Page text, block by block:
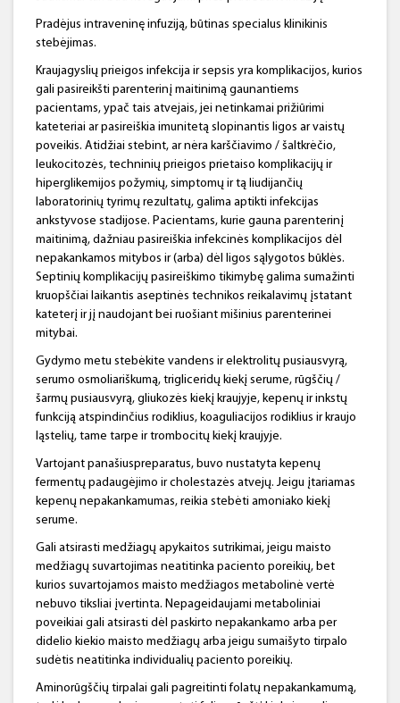
Pradėjus intraveninę infuziją, būtinas specialus klinikinis
stebėjimas.
Kraujagyslių prieigos infekcija ir sepsis yra komplikacijos, kurios
gali pasireikšti parenterinį maitinimą gaunantiems
pacientams, ypač tais atvejais, jei netinkamai prižiūrimi
kateteriai ar pasireiškia imunitetą slopinantis ligos ar vaistų
poveikis. Atidžiai stebint, ar nėra karščiavimo / šaltkrėčio,
leukocitozės, techninių prieigos prietaiso komplikacijų ir
hiperglikemijos požymių, simptomų ir tą liudijančių
laboratorinių tyrimų rezultatų, galima aptikti infekcijas
ankstyvose stadijose. Pacientams, kurie gauna parenterinį
maitinimą, dažniau pasireiškia infekcinės komplikacijos dėl
nepakankamos mitybos ir (arba) dėl ligos sąlygotos būklės.
Septinių komplikacijų pasireiškimo tikimybę galima sumažinti
kruopščiai laikantis aseptinės technikos reikalavimų įstatant
kateterį ir jį naudojant bei ruošiant mišinius parenterinei
mitybai.
Gydymo metu stebėkite vandens ir elektrolitų pusiausvyrą,
serumo osmoliariškumą, trigliceridų kiekį serume, rūgščių /
šarmų pusiausvyrą, gliukozės kiekį kraujyje, kepenų ir inkstų
funkciją atspindinčius rodiklius, koaguliacijos rodiklius ir kraujo
ląstelių, tame tarpe ir trombocitų kiekį kraujyje.
Vartojant panašiuspreparatus, buvo nustatyta kepenų
fermentų padaugėjimo ir cholestazės atvejų. Jeigu įtariamas
kepenų nepakankamumas, reikia stebėti amoniako kiekį
serume.
Gali atsirasti medžiagų apykaitos sutrikimai, jeigu maisto
medžiagų suvartojimas neatitinka paciento poreikių, bet
kurios suvartojamos maisto medžiagos metabolinė vertė
nebuvo tiksliai įvertinta. Nepageidaujami metaboliniai
poveikiai gali atsirasti dėl paskirto nepakankamo arba per
didelio kiekio maisto medžiagų arba jeigu sumaišyto tirpalo
sudėtis neatitinka individualių paciento poreikių.
Aminorūgščių tirpalai gali pagreitinti folatų nepakankamumą,